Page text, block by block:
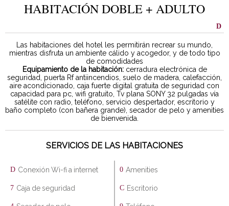
HABITACIÓN DOBLE + ADULTO
Las habitaciones del hotel les permitirán recrear su mundo,
mientras disfruta un ambiente cálido y acogedor, y de todo tipo
de comodidades
Equipamiento de la habitación:cerradura electrónica de
seguridad, puerta Rf antiincendios, suelo de madera, calefacción,
aire acondicionado, caja fuerte digital gratuita de seguridad con
capacidad para pc, wifi gratuito, Tv plana SONY 32 pulgadas vía
satélite con radio, teléfono, servicio despertador, escritorio y
baño completo (con bañera grande), secador de pelo y amenities
de bienvenida.
SERVICIOS DE LAS HABITACIONES
Conexión Wi-fi a internet Amenities
Caja de seguridad Escritorio